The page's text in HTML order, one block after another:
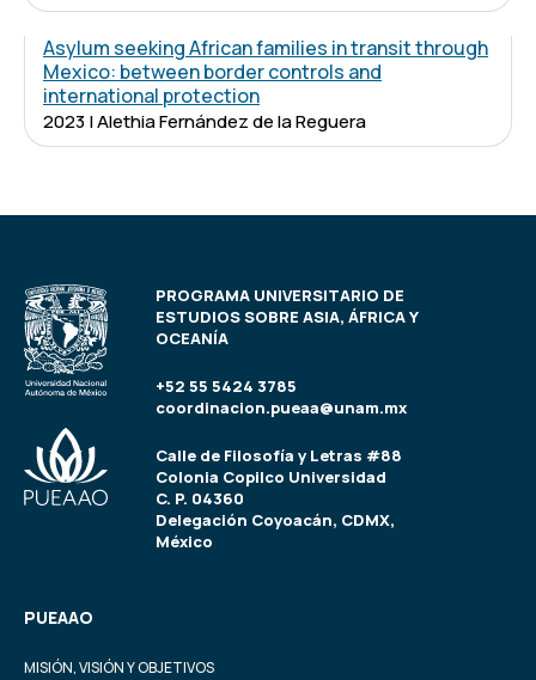
Asylum seeking African families in transit through
Mexico: between border controls and
international protection
2023 | Alethia Fernández de la Reguera
PROGRAMA UNIVERSITARIO DE
ESTUDIOS SOBRE ASIA, ÁFRICA Y
OCEANÍA
+52 55 5424 3785
coordinacion.pueaa@unam.mx
Calle de Filosofía y Letras #88
Colonia Copilco Universidad
C. P. 04360
Delegación Coyoacán, CDMX,
México
PUEAAO
MISIÓN, VISIÓN Y OBJETIVOS